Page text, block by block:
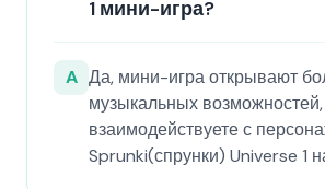
1 мини-игра?
A Да, мини-игра открывают
музыкальных возможностей,
взаимодействуете с
Sprunki(спрунки) Universe 1